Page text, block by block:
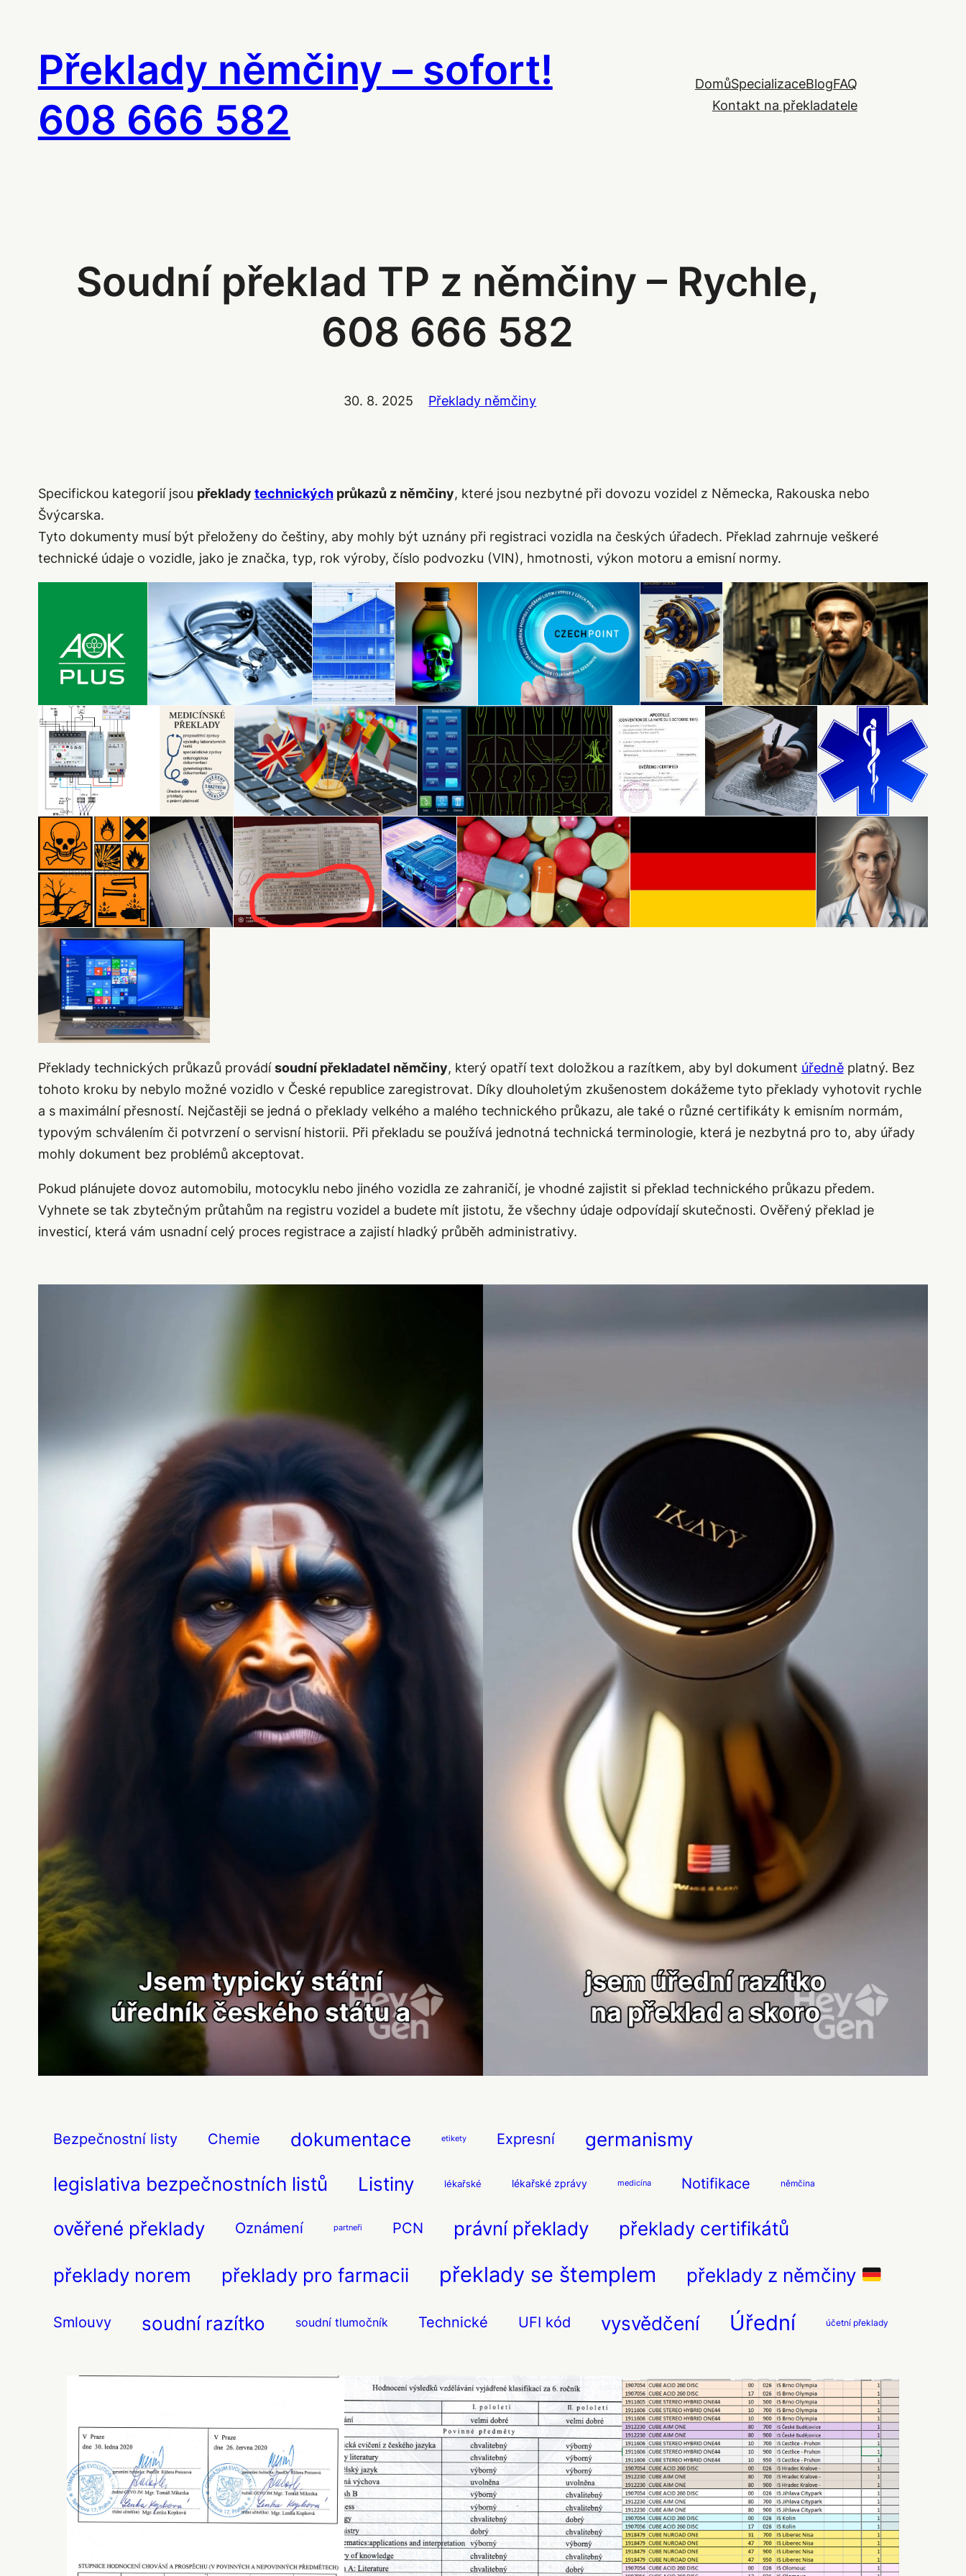
obsahPřeklady němčiny – sofort!
608 666 582
DomůSpecializaceBlogFAQ
Kontakt na překladatele
Soudní překlad TP z němčiny – Rychle,
608 666 582
30. 8. 2025 Překlady němčiny
Specifickou kategorií jsou překlady technickýchprůkazů z němčiny, které jsou nezbytné při dovozu vozidel z Německa, Rakouska nebo
Švýcarska.
Tyto dokumenty musí být přeloženy do češtiny, aby mohly být uznány při registraci vozidla na českých úřadech. Překlad zahrnuje veškeré
technické údaje o vozidle, jako je značka, typ, rok výroby, číslo podvozku (VIN), hmotnosti, výkon motoru a emisní normy.
Překlady technických průkazů provádísoudní překladatel němčiny, který opatří text doložkou a razítkem, aby byl dokument úředněplatný. Bez
tohoto kroku by nebylo možné vozidlo v České republice zaregistrovat. Díky dlouholetým zkušenostem dokážeme tyto překlady vyhotovit rychle
a s maximální přesností. Nejčastěji se jedná o překlady velkého a malého technického průkazu, ale také o různé certifikáty k emisním normám,
typovým schválením či potvrzení o servisní historii. Při překladu se používá jednotná technická terminologie, která je nezbytná pro to, aby úřady
mohly dokument bez problémů akceptovat.
Pokud plánujete dovoz automobilu, motocyklu nebo jiného vozidla ze zahraničí, je vhodné zajistit si překlad technického průkazu předem.
Vyhnete se tak zbytečným průtahům na registru vozidel a budete mít jistotu, že všechny údaje odpovídají skutečnosti. Ověřený překlad je
investicí, která vám usnadní celý proces registrace a zajistí hladký průběh administrativy.
Bezpečnostní listy Chemie dokumentace etikety Expresní
germanismy
legislativa bezpečnostních listů
Listiny lékařské lékařské zprávy medicína Notifikace němčina
ověřené překlady Oznámení partneři PCN právní překlady překlady certifikátů
překlady norem překlady pro farmacii překlady se štemplem překlady z němčiny
Smlouvy soudní razítko soudní tlumočník Technické UFI kód vysvědčení Úřední účetní překlady